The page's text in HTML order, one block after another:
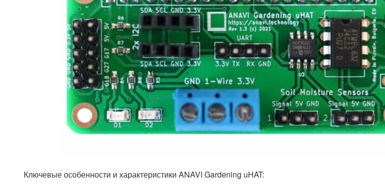
Ключевые особенности и характеристики ANAVI Gardening uHAT: